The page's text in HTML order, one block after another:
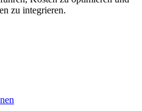
zu integrieren.